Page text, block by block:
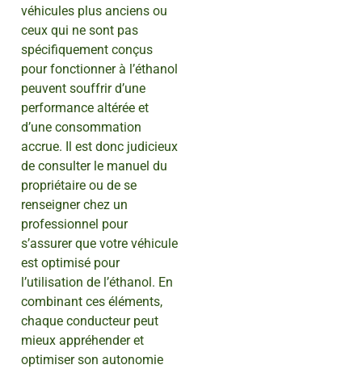
véhicules plus anciens ou
ceux qui ne sont pas
spécifiquement conçus
pour fonctionner à l’éthanol
peuvent souffrir d’une
performance altérée et
d’une consommation
accrue. Il est donc judicieux
de consulter le manuel du
propriétaire ou de se
renseigner chez un
professionnel pour
s’assurer que votre véhicule
est optimisé pour
l’utilisation de l’éthanol. En
combinant ces éléments,
chaque conducteur peut
mieux appréhender et
optimiser son autonomie